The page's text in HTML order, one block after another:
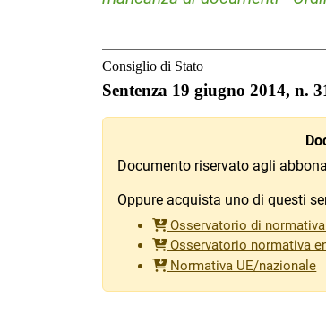
Consiglio di Stato
Sentenza 19 giugno 2014, n.
Documento riservato agli
Oppure acquista uno di questi
Osservatorio di
Osservatorio normativa
Normativa UE/nazionale